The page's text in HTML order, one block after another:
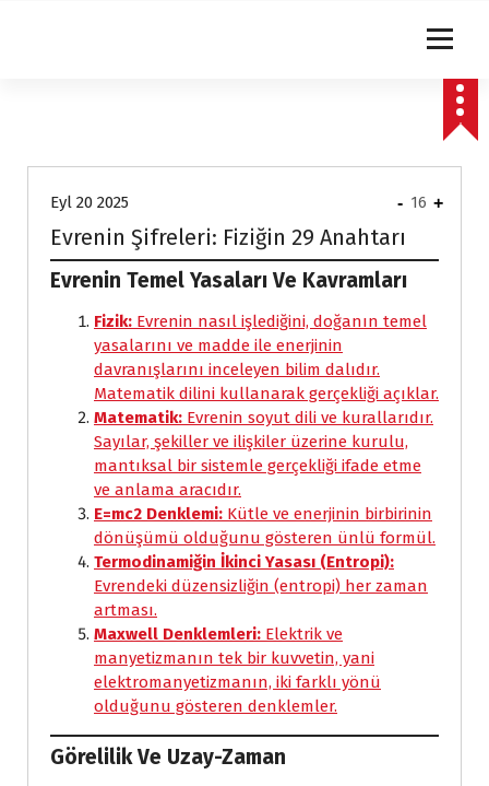
Eyl 20 2025
Evrenin Şifreleri: Fiziğin 29 Anahtarı
Evrenin Temel Yasaları Ve Kavramları
Fizik: Evrenin nasıl işlediğini, doğanın temel
yasalarını ve madde ile enerjinin
davranışlarını inceleyen bilim dalıdır.
Matematik dilini kullanarak gerçekliği açıklar.
Matematik: Evrenin soyut dili ve kurallarıdır.
Sayılar, şekiller ve ilişkiler üzerine kurulu,
mantıksal bir sistemle gerçekliği ifade etme
ve anlama aracıdır.
E=mc2 Denklemi: Kütle ve enerjinin birbirinin
dönüşümü olduğunu gösteren ünlü formül.
Termodinamiğin İkinci Yasası (Entropi):
Evrendeki düzensizliğin (entropi) her zaman
artması.
Maxwell Denklemleri: Elektrik ve
manyetizmanın tek bir kuvvetin, yani
elektromanyetizmanın, iki farklı yönü
olduğunu gösteren denklemler.
Görelilik Ve Uzay-Zaman
- 16 +